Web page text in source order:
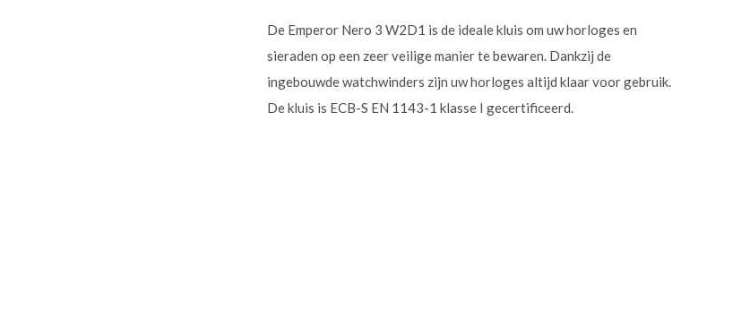
De Emperor Nero 3 W2D1 is de ideale kluis om uw horloges en
sieraden op een zeer veilige manier te bewaren. Dankzij de
ingebouwde watchwinders zijn uw horloges altijd klaar voor gebruik.
De kluis is ECB-S EN 1143-1 klasse I gecertificeerd.